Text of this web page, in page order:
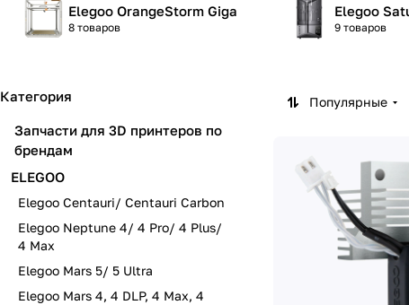
Elegoo OrangeStorm Giga
8 товаров
Elegoo
9 товаров
Популярные
Категория
Запчасти для 3D принтеров по
брендам
ELEGOO
Elegoo Centauri/ Centauri Carbon
Elegoo Neptune 4/ 4 Pro/ 4 Plus/
4 Max
Elegoo Mars 5/ 5 Ultra
Elegoo Mars 4, 4 DLP, 4 Max, 4